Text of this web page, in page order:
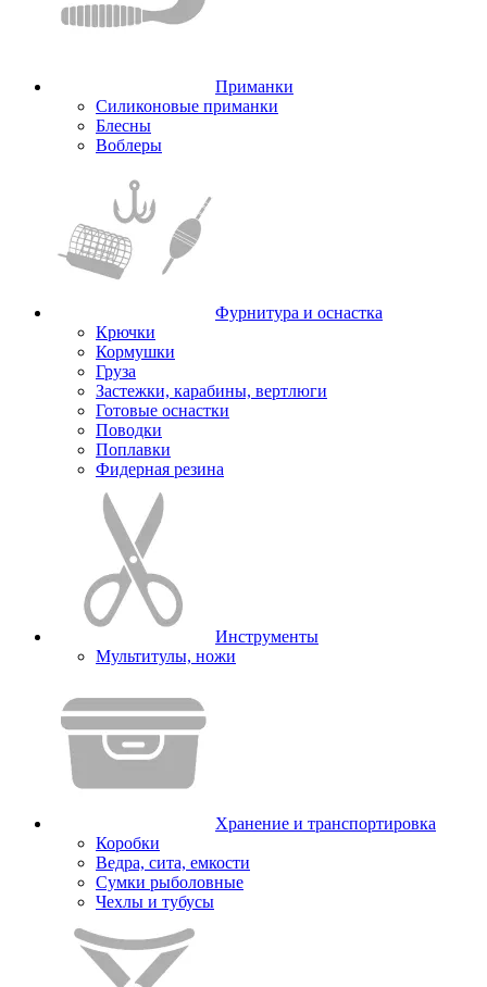
Приманки
Силиконовые приманки
Блесны
Воблеры
Фурнитура и оснастка
Крючки
Кормушки
Груза
Застежки, карабины, вертлюги
Готовые оснастки
Поводки
Поплавки
Фидерная резина
Инструменты
Мультитулы, ножи
Хранение и транспортировка
Коробки
Ведра, сита, емкости
Сумки рыболовные
Чехлы и тубусы